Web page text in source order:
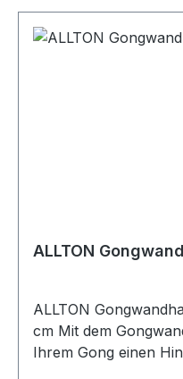
wird dann einfach
aufgesetzt und bildet
ALLTON
ALLTON
cm Mit dem
Ihrem Gong einen